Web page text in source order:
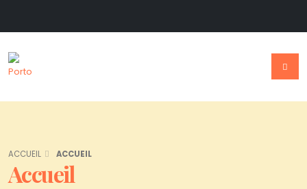
Accueil
ACCUEIL ACCUEIL